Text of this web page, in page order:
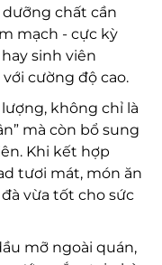
dưỡng chất cần
mạch - cực kỳ
sinh viên
cường độ cao.
không chỉ là
mà còn bổ sung
Khi kết hợp
tươi mát, món ăn
vừa tốt cho sức
mỡ ngoài quán,